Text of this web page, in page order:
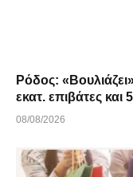
Ρόδος:
εκατ. επιβάτες και
08/08/2026